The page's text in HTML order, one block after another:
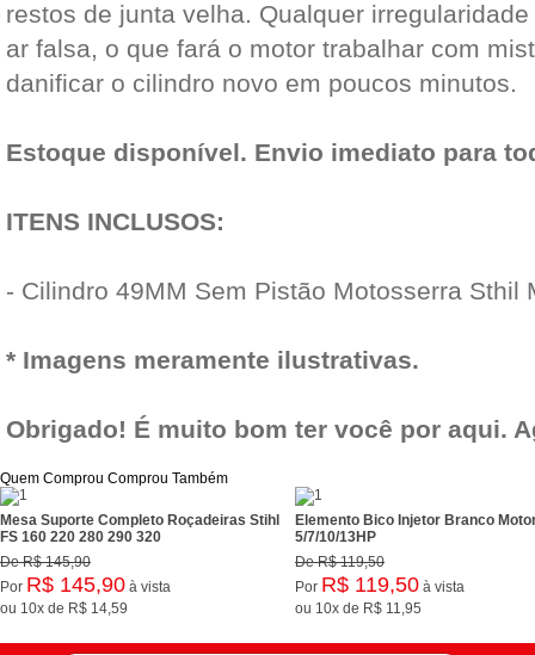
restos de junta velha. Qualquer
ar falsa, o que fará o motor trabalhar com
danificar o cilindro novo em poucos minutos.
Estoque disponível. Envio imediato para
ITENS INCLUSOS:
- Cilindro 49MM Sem Pistão Motosserra Sthil
* Imagens meramente ilustrativas.
Obrigado! É muito bom ter você por aqui.
Quem Comprou Comprou Também
Mesa Suporte Completo Roçadeiras Stihl
FS 160 220 280 290 320
DeR$ 145,90
Por R$ 145,90 à vista
ou 10x de R$ 14,59
Elemento Bico Injetor Branco
5/7/10/13HP
DeR$ 119,50
Por R$ 119,50 à vista
ou 10x de R$ 11,95